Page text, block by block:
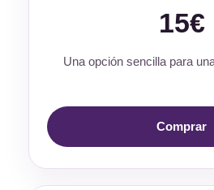
15€
Una opción sencilla para
Comprar